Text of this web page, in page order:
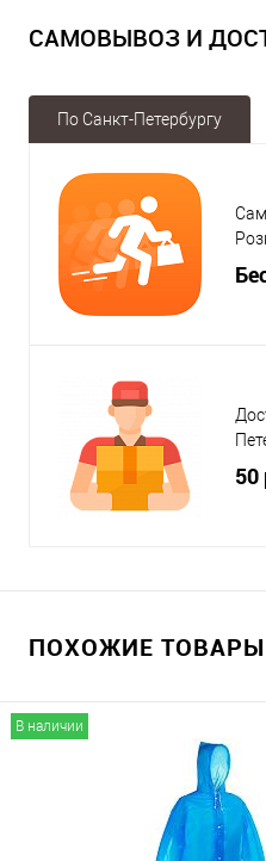
САМОВЫВОЗ И
По Санкт-Петербургу
50
ПОХОЖИЕ ТОВАРЫ
В наличии